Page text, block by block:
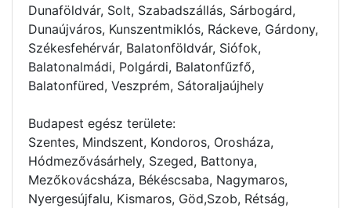
Dunaföldvár, Solt, Szabadszállás, Sárbogárd,
Dunaújváros, Kunszentmiklós, Ráckeve, Gárdony,
Székesfehérvár, Balatonföldvár, Siófok,
Balatonalmádi, Polgárdi, Balatonfűzfő,
Balatonfüred, Veszprém, Sátoraljaújhely
Budapest egész területe:
Szentes, Mindszent, Kondoros, Orosháza,
Hódmezővásárhely, Szeged, Battonya,
Mezőkovácsháza, Békéscsaba, Nagymaros,
Nyergesújfalu, Kismaros, Göd,Szob, Rétság,